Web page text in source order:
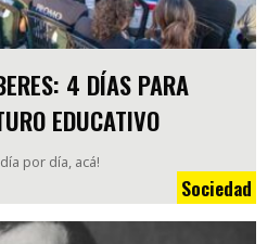
4 DÍAS PARA
EDUCATIVO
por día, acá!
Sociedad